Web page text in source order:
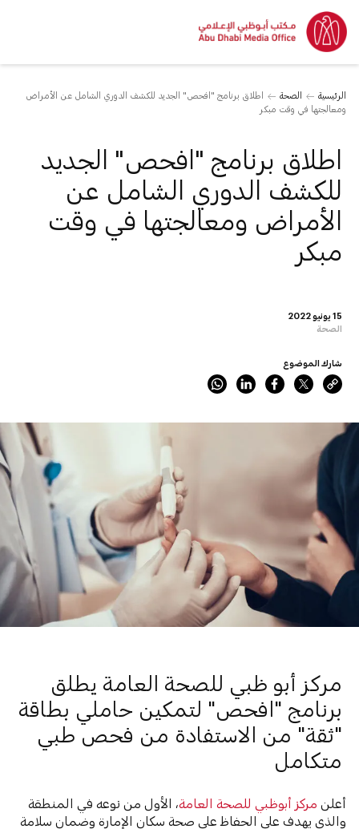
الرئيسية الصحة
اطلاق برنامج "افحص" الجديد للكشف الدوري الشامل عن الأمراض
ومعالجتها في وقت مبكر
15 يونيو 2022
الصحة
اطلاق برنامج "افحص" الجديد
للكشف الدوري الشامل عن
الأمراض ومعالجتها في وقت
مبكر
مركز أبو ظبي للصحة العامة يطلق
برنامج "افحص" لتمكين حاملي بطاقة
"ثقة" من الاستفادة من فحص طبي
متكامل
شارك الموضوع
أعلنمركز أبوظبي للصحة العامة، الأول من نوعه في المنطقة
والذي يهدف على الحفاظ على صحة سكان الإمارة وضمان سلامة